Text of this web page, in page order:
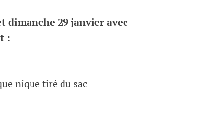
dimanche 29 janvier avec
:
nique tiré du sac